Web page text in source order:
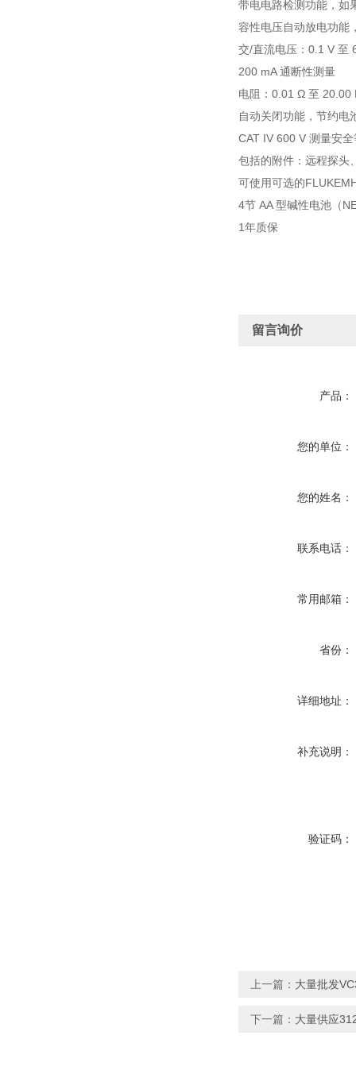
带电电路检测功能，如
容性电压自动放电功能
交/直流电压：0.1 V 至
200 mA 通断性测量
电阻：0.01 Ω 至 20.00
自动关闭功能，节约电
CAT IV 600 V 测量安
包括的附件：远程探头
可使用可选的
4节 AA 型碱性电池（
1年质保
留言询价
产品：
您的单位：
您的姓名：
联系电话：
常用邮箱：
省份：
详细地址：
补充说明：
验证码：
上一篇： 大量批发
下一篇： 大量供应